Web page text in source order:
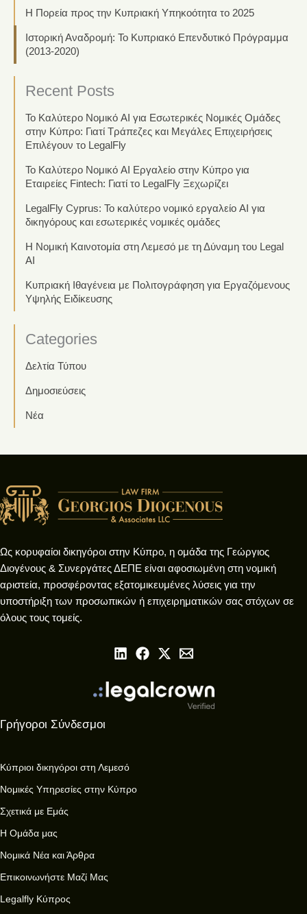
Η Πορεία προς την Κυπριακή Υπηκοότητα το 2025
Ιστορική Αναδρομή: Το Κυπριακό Επενδυτικό Πρόγραμμα
(2013-2020)
Recent Posts
Το Καλύτερο Νομικό AI για Εσωτερικές Νομικές Ομάδες
στην Κύπρο: Γιατί Τράπεζες και Μεγάλες Επιχειρήσεις
Επιλέγουν το LegalFly
Το Καλύτερο Νομικό AI Εργαλείο στην Κύπρο για
Εταιρείες Fintech: Γιατί το LegalFly Ξεχωρίζει
LegalFly Cyprus: Το καλύτερο νομικό εργαλείο AI για
δικηγόρους και εσωτερικές νομικές ομάδες
Η Νομική Καινοτομία στη Λεμεσό με τη Δύναμη του Legal
AI
Κυπριακή Ιθαγένεια με Πολιτογράφηση για Εργαζόμενους
Υψηλής Ειδίκευσης
Categories
Δελτία Τύπου
Δημοσιεύσεις
Νέα
Ως κορυφαίοι δικηγόροι στην Κύπρο, η ομάδα της Γεώργιος
Διογένους & Συνεργάτες ΔΕΠΕ είναι αφοσιωμένη στη νομική
αριστεία, προσφέροντας εξατομικευμένες λύσεις για την
υποστήριξη των προσωπικών ή επιχειρηματικών σας στόχων σε
όλους τους τομείς.
Γρήγοροι Σύνδεσμοι
Κύπριοι δικηγόροι στη Λεμεσό
Νομικές Υπηρεσίες στην Κύπρο
Σχετικά με Εμάς
Η Ομάδα μας
Νομικά Νέα και Άρθρα
Επικοινωνήστε Μαζί Μας
Legalfly Κύπρος